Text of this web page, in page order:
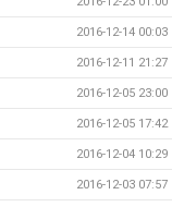
2016-12-14 00:03
2016-12-11 21:27
2016-12-05 23:00
2016-12-05 17:42
2016-12-04 10:29
2016-12-03 07:57